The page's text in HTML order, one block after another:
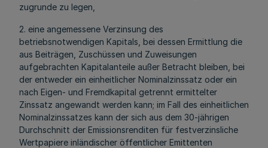
zugrunde zu legen,
2. eine angemessene Verzinsung des
betriebsnotwendigen Kapitals, bei dessen Ermittlung die
aus Beiträgen, Zuschüssen und Zuweisungen
aufgebrachten Kapitalanteile außer Betracht bleiben, bei
der entweder ein einheitlicher Nominalzinssatz oder ein
nach Eigen- und Fremdkapital getrennt ermittelter
Zinssatz angewandt werden kann; im Fall des einheitlichen
Nominalzinssatzes kann der sich aus dem 30-jährigen
Durchschnitt der Emissionsrenditen für festverzinsliche
Wertpapiere inländischer öffentlicher Emittenten